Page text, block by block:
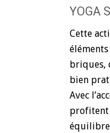
YOGA
Cette
briques,
bien
Avec
profitent